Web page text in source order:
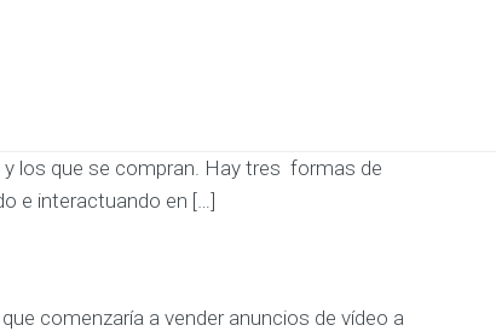
y los que se compran. Hay tres formas de
e interactuando en […]
comenzaría a vender anuncios de vídeo a